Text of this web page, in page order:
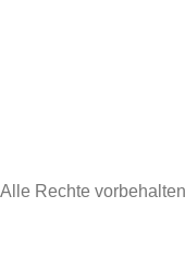
Rechte vorbehalten